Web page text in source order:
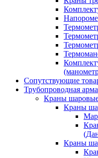
Сопутствующие
Трубопроводная
Краны
Краны
Краны